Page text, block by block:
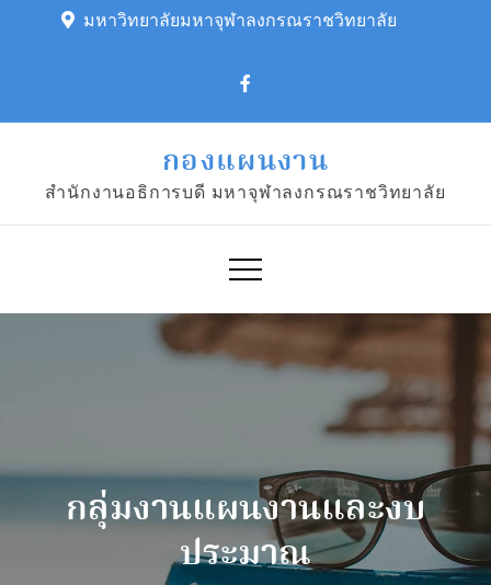
มหาวิทยาลัยมหาจุฬาลงกรณราชวิทยาลัย
กองแผนงาน
สำนักงานอธิการบดี มหาจุฬาลงกรณราชวิทยาลัย
กลุ่มงานแผนงานและงบ
ประมาณ